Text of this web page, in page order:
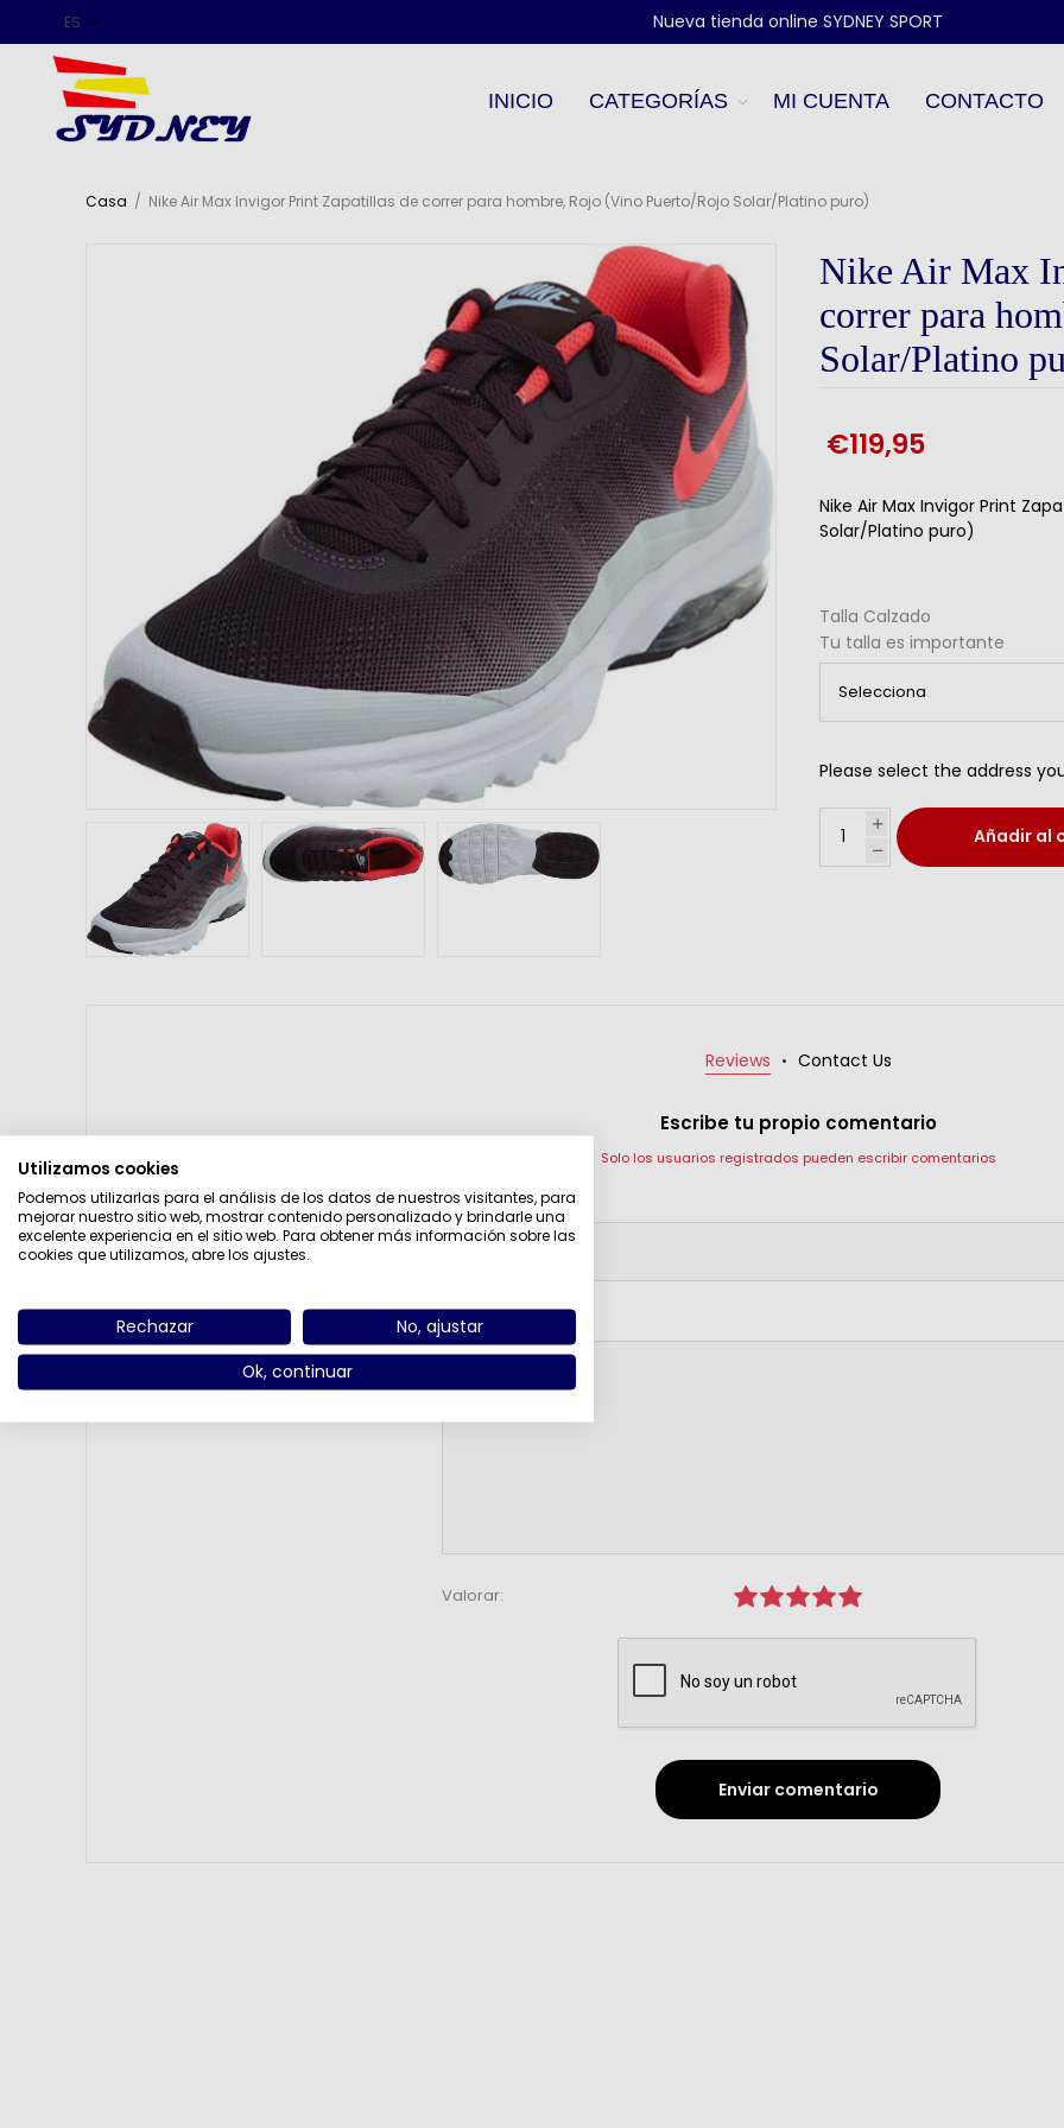
Nueva tienda online SYDNEY SPORT
INICIO CATEGORÍAS MI CUENTA CONTACTO
Casa / Nike Air Max Invigor Print Zapatillas de correr para hombre, Rojo (Vino Puerto/Rojo Solar/Platino puro)
Nike Air Max
correr para
Solar/Platino
€119,95
Nike Air Max Invigor Print
Solar/Platino puro)
Talla Calzado
Tu talla es importante
Please select the address
Añadir al
Reviews Contact Us
Escribe tu propio comentario
Solo los usuarios registrados pueden escribir comentarios
Título de la revisión:
Revisar texto:
Valorar:
Enviar comentario
Utilizamos cookies
Podemos utilizarlas para el análisis de los datos de nuestros visitantes, para
mejorar nuestro sitio web, mostrar contenido personalizado y brindarle una
excelente experiencia en el sitio web. Para obtener más información sobre las
cookies que utilizamos, abre los ajustes.
Rechazar
No, ajustar
Ok, continuar